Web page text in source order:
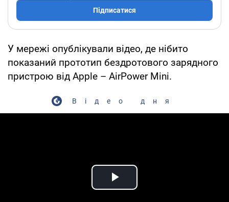
Підписатися
У мережі опублікували відео, де нібито
показаний прототип бездротового зарядного
пристрою від Apple – AirPower Mini.
Відео дня
Play Video